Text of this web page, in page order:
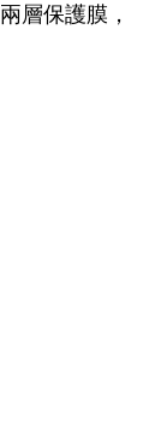
層保護膜，